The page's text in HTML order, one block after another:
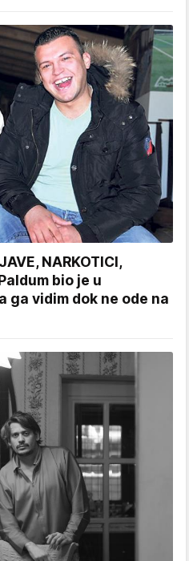
NARKOTICI,
bio je u
ga vidim dok ne ode na